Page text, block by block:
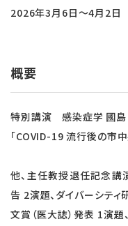
2026年3月6日～4月2日
概要
特別講演 感染症学 國島
「COVID-19 流行後の市
他、主任教授退任記念講
告 2演題、ダイバーシテ
文賞（医大誌）発表 1演